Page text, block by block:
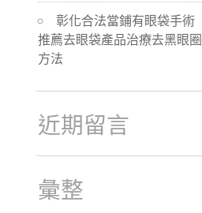
彰化合法當鋪有眼袋手術
推薦去眼袋產品治療去黑眼圈
方法
近期留言
彙整